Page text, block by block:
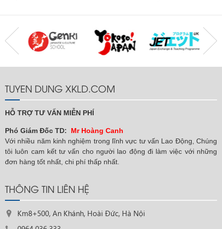
TUYEN DUNG XKLD.COM
HỖ TRỢ TƯ VẤN MIỄN PHÍ
Phó Giám Đốc TD:
Mr Hoàng Canh
Với nhiều năm kinh nghiệm trong lĩnh vực tư vấn Lao Động, Chúng
tôi luôn cam kết tư vấn cho người lao động đi làm việc với những
đơn hàng tốt nhất, chi phí thấp nhất.
THÔNG TIN LIÊN HỆ
Km8+500, An Khánh, Hoài Đức, Hà Nội